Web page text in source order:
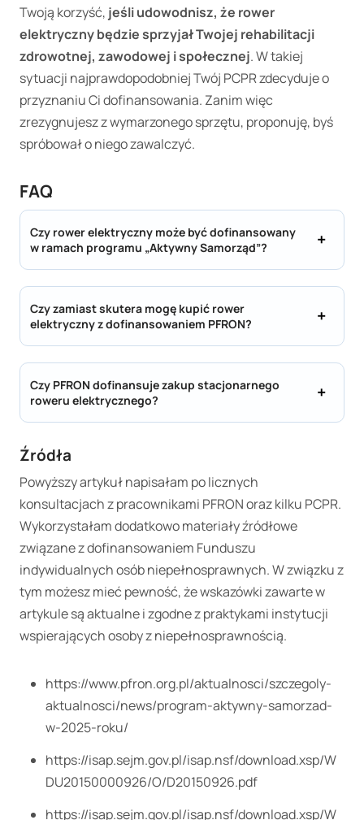
Twoją korzyść, jeśli udowodnisz, że rower
elektryczny będzie sprzyjał Twojej rehabilitacji
zdrowotnej, zawodowej i społecznej. W takiej
sytuacji najprawdopodobniej Twój PCPR zdecyduje o
przyznaniu Ci dofinansowania. Zanim więc
zrezygnujesz z wymarzonego sprzętu, proponuję, byś
spróbował o niego zawalczyć.
FAQ
Czy rower elektryczny może być dofinansowany
w ramach programu „Aktywny Samorząd”?
Czy zamiast skutera mogę kupić rower
elektryczny z dofinansowaniem PFRON?
Czy PFRON dofinansuje zakup stacjonarnego
roweru elektrycznego?
Źródła
Powyższy artykuł napisałam po licznych
konsultacjach z pracownikami PFRON oraz kilku PCPR.
Wykorzystałam dodatkowo materiały źródłowe
związane z dofinansowaniem Funduszu
indywidualnych osób niepełnosprawnych. W związku z
tym możesz mieć pewność, że wskazówki zawarte w
artykule są aktualne i zgodne z praktykami instytucji
wspierających osoby z niepełnosprawnością.
https://www.pfron.org.pl/aktualnosci/szczegoly-
aktualnosci/news/program-aktywny-samorzad-
w-2025-roku/
https://isap.sejm.gov.pl/isap.nsf/download.xsp/W
DU20150000926/O/D20150926.pdf
https://isap.sejm.gov.pl/isap.nsf/download.xsp/W